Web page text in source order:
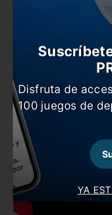
YA
Disfruta de
100 juegos de